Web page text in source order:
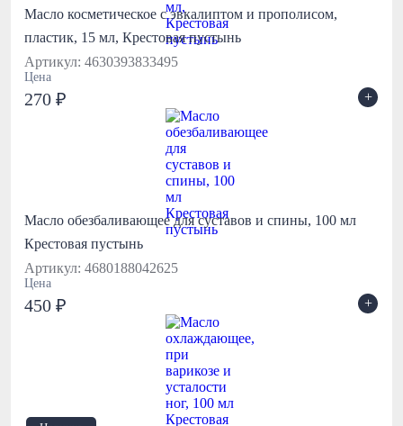
Масло косметическое с эвкалиптом и прополисом,
пластик, 15 мл, Крестовая пустынь
Артикул: 4630393833495
Цена
270 ₽ +
Масло обезбаливающее для суставов и спины, 100 мл
Крестовая пустынь
Артикул: 4680188042625
Цена
450 ₽ +